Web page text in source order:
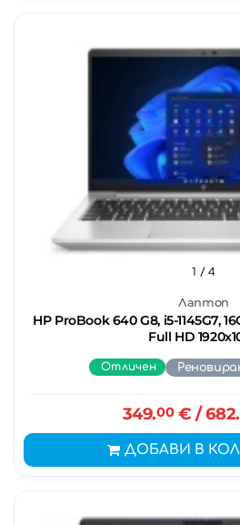
Лаптоп
HP ProBook 640 G8, i5-1145G7,
Full HD
1 / 4
Отличен
349.00€ / 682.
ДОБАВИ В